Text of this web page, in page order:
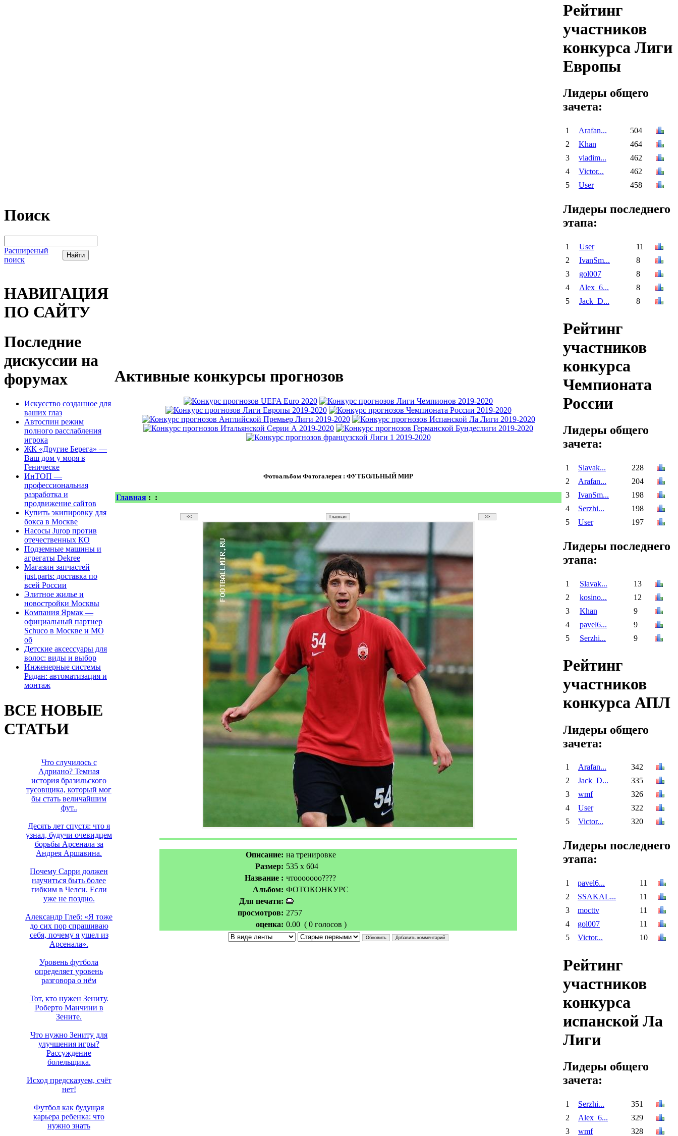
Поиск
Расширеный
поиск
НАВИГАЦИЯ
ПО САЙТУ
Последние
дискуссии на
форумах
Искусство созданное для
ваших глаз
Автоспин режим
полного расслабления
игрока
ЖК «Другие Берега» —
Ваш дом у моря в
Геническе
ИнТОП —
профессиональная
разработка и
продвижение сайтов
Купить экипировку для
бокса в Москве
Насосы Jurop против
отечественных КО
Подземные машины и
агрегаты Dekree
Магазин запчастей
just.parts: доставка по
всей России
Элитное жилье и
новостройки Москвы
Компания Ярмак —
официальный партнер
Schuco в Москве и МО
об
Детские аксессуары для
волос: виды и выбор
Инженерные системы
Ридан: автоматизация и
монтаж
ВСЕ НОВЫЕ
СТАТЬИ
Что случилось с
Адриано? Темная
история бразильского
тусовщика, который мог
бы стать величайшим
фут..
Десять лет спустя: что я
узнал, будучи очевидцем
борьбы Арсенала за
Андрея Аршавина.
Почему Сарри должен
научиться быть более
гибким в Челси. Если
уже не поздно.
Александр Глеб: «Я тоже
до сих пор спрашиваю
себя, почему я ушел из
Арсенала».
Уровень футбола
определяет уровень
разговора о нём
Тот, кто нужен Зениту.
Роберто Манчини в
Зените.
Что нужно Зениту для
улучшения игры?
Рассуждение
болельщика.
Исход предсказуем, счёт
нет!
Футбол как будущая
карьера ребенка: что
нужно знать
Активные конкурсы прогнозов
Фотоальбом Фотогалерея : ФУТБОЛЬНЫЙ МИР
Главная : :
Описание: на тренировке
Размер: 535 x 604
Название : чтооооооо????
Альбом: ФОТОКОНКУРС
Для печати:
просмотров: 2757
оценка: 0.00 ( 0 голосов )
Рейтинг
участников
конкурса Лиги
Европы
Лидеры общего
зачета:
1 Arafan...
504
2
Khan
464
3
vladim...
462
4
Victor...
462
5
User 458
Лидеры последнего
этапа:
1 User
11
2
IvanSm...
8
3
gol007
8
4
Alex_6...
8
5
Jack_D... 8
Рейтинг
участников
конкурса
Чемпионата
России
Лидеры общего
зачета:
1 Slavak...
228
2
Arafan...
204
3
IvanSm...
198
4
Serzhi...
198
5
User 197
Лидеры последнего
этапа:
1 Slavak...
13
2
kosino...
12
3
Khan
9
4
pavel6...
9
5
Serzhi... 9
Рейтинг
участников
конкурса АПЛ
Лидеры общего
зачета:
1 Arafan...
342
2
Jack_D...
335
3
wmf
326
4
User
322
5
Victor... 320
Лидеры последнего
этапа:
1 pavel6...
11
2
SSAKAL...
11
3
mocttv
11
4
gol007
11
5
Victor... 10
Рейтинг
участников
конкурса
испанской Ла
Лиги
Лидеры общего
зачета:
1 Serzhi...
351
2
Alex_6...
329
3
wmf 328